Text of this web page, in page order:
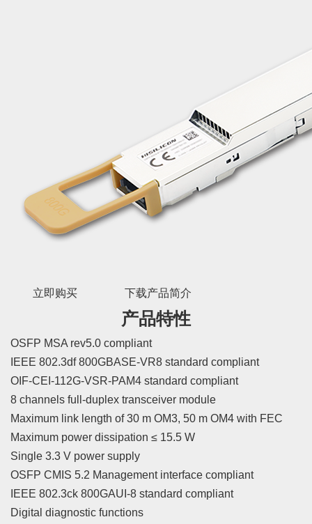
立即购买 下载产品简介
产品特性
OSFP MSA rev5.0 compliant
IEEE 802.3df 800GBASE-VR8 standard compliant
OIF-CEI-112G-VSR-PAM4 standard compliant
8 channels full-duplex transceiver module
Maximum link length of 30 m OM3, 50 m OM4 with FEC
Maximum power dissipation ≤ 15.5 W
Single 3.3 V power supply
OSFP CMIS 5.2 Management interface compliant
IEEE 802.3ck 800GAUI-8 standard compliant
Digital diagnostic functions